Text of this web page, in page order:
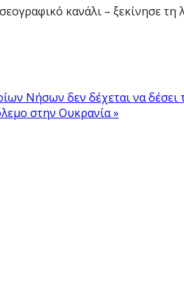
κανάλι – ξεκίνησε τη
Νήσων δεν δέχεται να δέσει
στην Ουκρανία »